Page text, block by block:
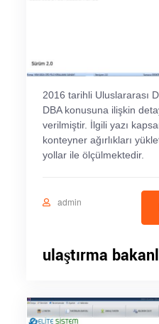
2016 tarihli Uluslararası
DBA konusuna ilişkin
verilmiştir. İlgili yazı
konteyner ağırlıkları
yollar ile ölçülmektedir.
admin
ulaştırma